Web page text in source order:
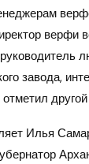
верфи
завода,
другой
Илья